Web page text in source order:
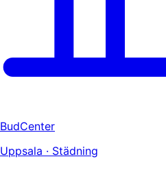
BudCenter
Uppsala · Städning